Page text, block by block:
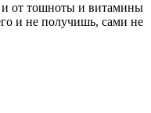
и от тошноты и витамины
и не получишь, сами не